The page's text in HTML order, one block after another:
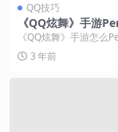
QQ技巧
《QQ炫舞》手游
技巧攻略
《QQ炫舞》手游怎么
分?手游中很多玩家总是
了很...3 年前